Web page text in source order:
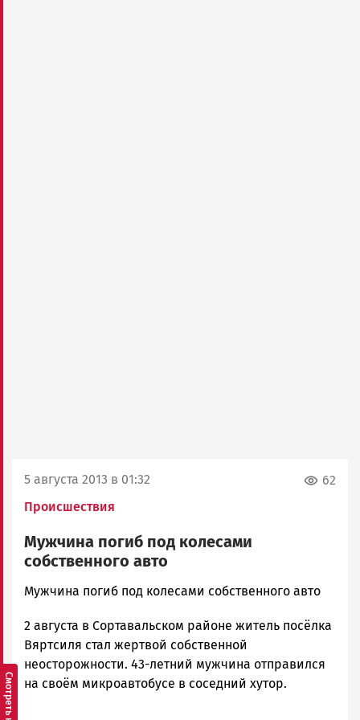
5 августа 2013 в 01:32
Происшествия
62
Мужчина погиб под колесами
собственного авто
admintimur
Петрозаводска
и
Карелии
|
Мужчина погиб под колесами собственного авто
2 августа в Сортавальском районе житель посёлка
Вяртсиля стал жертвой собственной
неосторожности. 43-летний мужчина отправился
на своём микроавтобусе в соседний хутор.